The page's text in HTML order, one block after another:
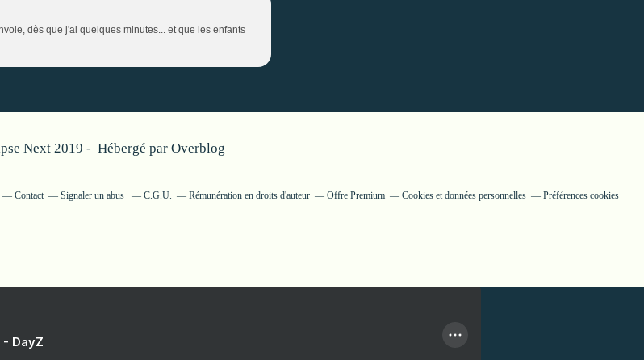
dès que j'ai quelques minutes... et que les enfants
Next 2019 - Hébergé par Overblog
Contact Signaler un abus C.G.U. Rémunération en droits d'auteur Offre Premium Cookies et données personnelles Préférences cookies
DayZ